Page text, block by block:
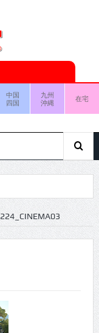
中国
四国
九州
沖縄
在宅
224_CINEMA03